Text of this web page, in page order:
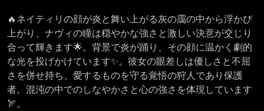
🔥ネイティリの顔が炎と舞い上がる灰の靄の中から浮かび
上がり、ナヴィの瞳は穏やかな強さと激しい決意が交じり
合って輝きます🌟。背景で炎が踊り、その顔に温かく劇的
な光を投げかけています✨。彼女の眼差しは優しさと不屈
さを併せ持ち、愛するものを守る覚悟の狩人であり保護
者。混沌の中でのしなやかさと心の強さを体現しています
🏹。